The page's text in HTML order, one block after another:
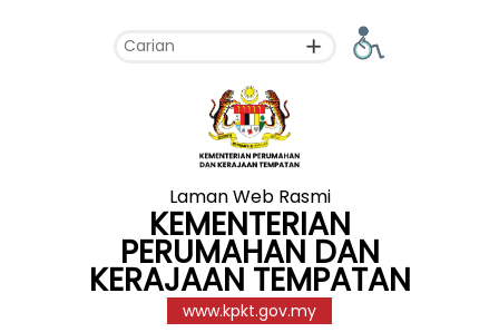
Laman Web Rasmi
KEMENTERIAN
PERUMAHAN DAN
KERAJAAN TEMPATAN
www.kpkt.gov.my